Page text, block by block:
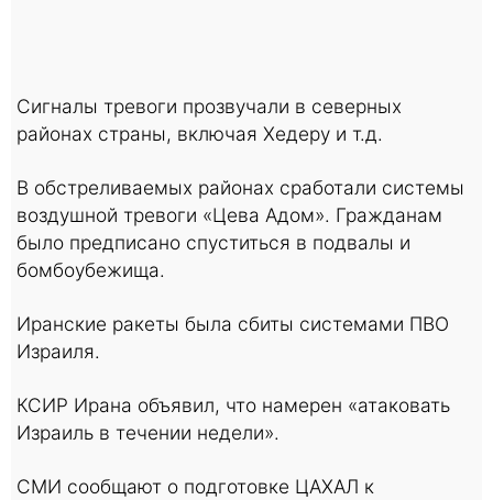
Сигналы тревоги прозвучали в северных
районах страны, включая Хедеру и т.д.
В обстреливаемых районах сработали системы
воздушной тревоги «Цева Адом». Гражданам
было предписано спуститься в подвалы и
бомбоубежища.
Иранские ракеты была сбиты системами ПВО
Израиля.
КСИР Ирана объявил, что намерен «атаковать
Израиль в течении недели».
СМИ сообщают о подготовке ЦАХАЛ к